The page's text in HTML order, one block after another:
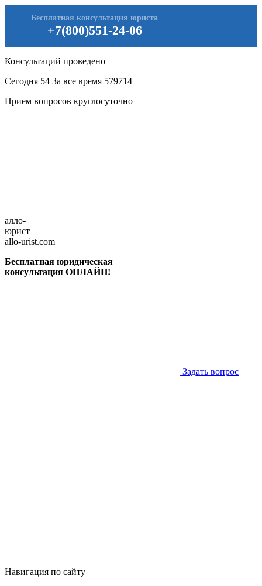
+7(800)551-24-06
Бесплатная консультация юриста
Консультаций проведено
Сегодня 54 За все время 579714
Прием вопросов круглосуточно
алло-
юрист
allo-urist.com
Бесплатная юридическая
консультация ОНЛАЙН!
Задать вопрос
Навигация по сайту